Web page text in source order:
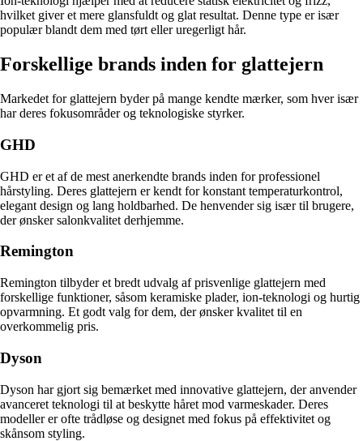
hvilket giver et mere glansfuldt og glat resultat. Denne type er især
populær blandt dem med tørt eller uregerligt hår.
Forskellige brands inden for glattejern
Markedet for glattejern byder på mange kendte mærker, som hver især
har deres fokusområder og teknologiske styrker.
GHD
GHD er et af de mest anerkendte brands inden for professionel
hårstyling. Deres glattejern er kendt for konstant temperaturkontrol,
elegant design og lang holdbarhed. De henvender sig især til brugere,
der ønsker salonkvalitet derhjemme.
Remington
Remington tilbyder et bredt udvalg af prisvenlige glattejern med
forskellige funktioner, såsom keramiske plader, ion-teknologi og hurtig
opvarmning. Et godt valg for dem, der ønsker kvalitet til en
overkommelig pris.
Dyson
Dyson har gjort sig bemærket med innovative glattejern, der anvender
avanceret teknologi til at beskytte håret mod varmeskader. Deres
modeller er ofte trådløse og designet med fokus på effektivitet og
skånsom styling.